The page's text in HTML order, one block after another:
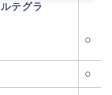
テグラ
○
○